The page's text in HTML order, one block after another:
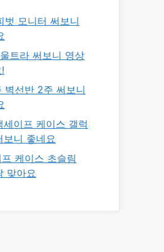
벗 모니터 써보니
트라 써보니 영상
벽선반 2주 써보니
세이프 케이스 갤럭
니 좋네요
케이스 초슬림
맞아요